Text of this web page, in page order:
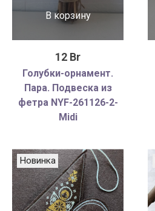
В корзину
12 Br
Голубки-орнамент.
Пара. Подвеска из
фетра NYF-261126-2-
Midi
Новинка